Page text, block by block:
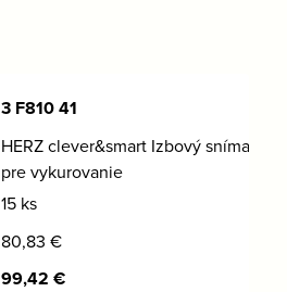
3 F810 41
HERZ clever&smart Izbový snímač
pre vykurovanie
15 ks
80,83 €
99,42 €